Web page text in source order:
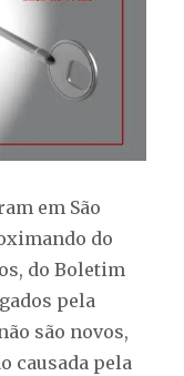
em São
do
do Boletim
pela
são novos,
causada pela